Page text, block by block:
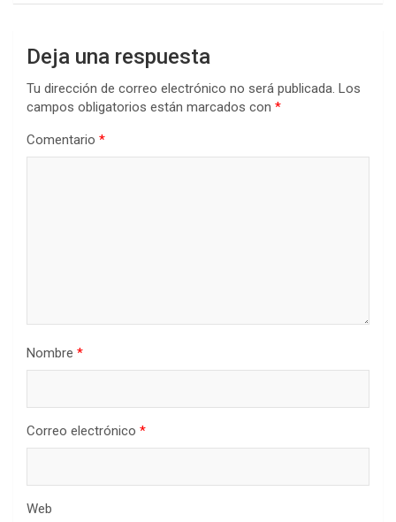
Deja una respuesta
Tu dirección de correo electrónico no será publicada. Los
campos obligatorios están marcados con *
Comentario *
Nombre *
Correo electrónico *
Web